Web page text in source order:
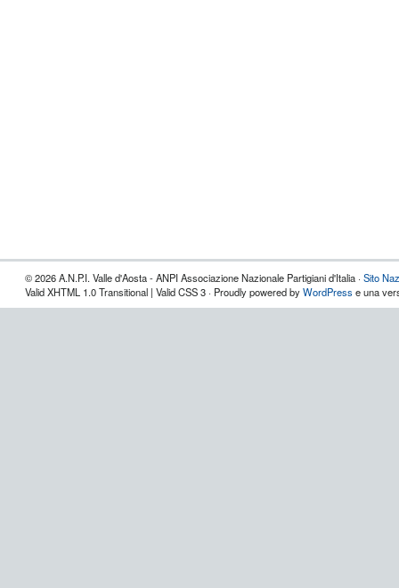
© 2026 A.N.P.I. Valle d'Aosta - ANPI Associazione Nazionale Partigiani d'Italia · Sito
Valid XHTML 1.0 Transitional | Valid CSS 3 · Proudly powered byWordPress e una